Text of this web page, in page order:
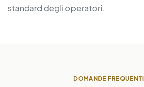
standard degli operatori.
DOMANDE FREQUENTI